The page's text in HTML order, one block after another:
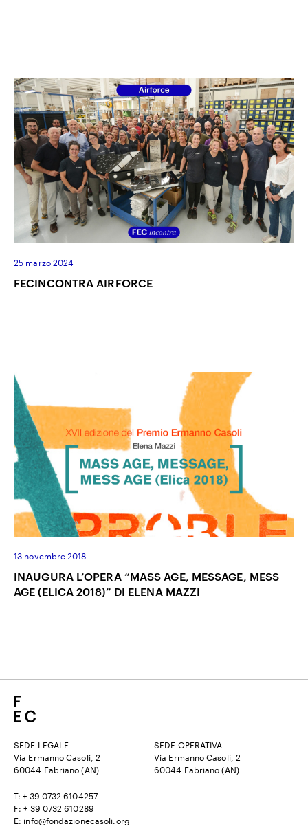
25 marzo 2024
FECINCONTRA AIRFORCE
13 novembre 2018
INAUGURA L’OPERA “MASS AGE, MESSAGE, MESS
AGE (ELICA 2018)” DI ELENA MAZZI
SEDE LEGALE
Via Ermanno Casoli, 2
60044 Fabriano (AN)
SEDE OPERATIVA
Via Ermanno Casoli, 2
60044 Fabriano (AN)
T: + 39 0732 6104257
F: + 39 0732 610289
E: info@fondazionecasoli.org